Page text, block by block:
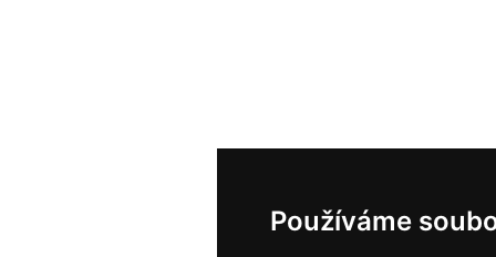
Používáme